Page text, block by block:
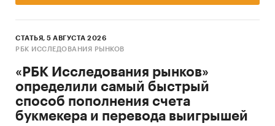
СТАТЬЯ, 5 АВГУСТА 2026
РБК ИССЛЕДОВАНИЯ РЫНКОВ
«РБК Исследования рынков»
определили самый быстрый
способ пополнения счета
букмекера и перевода выигрышей